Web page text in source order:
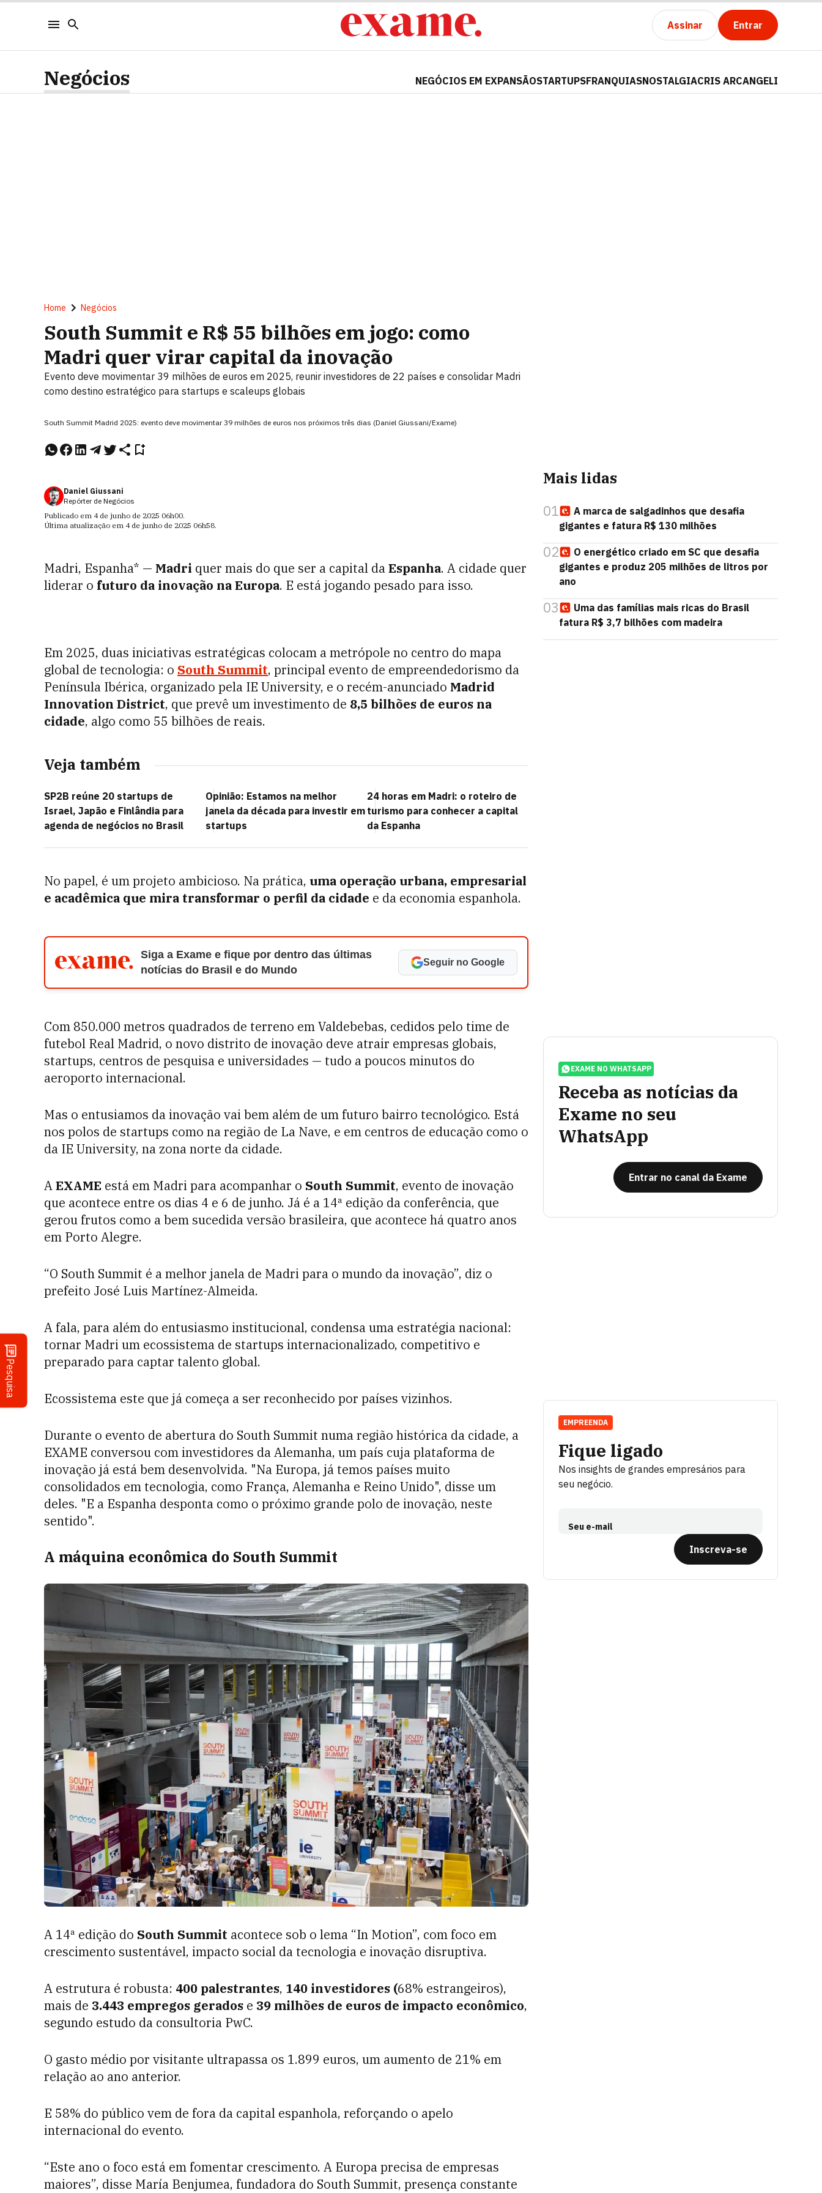
Assinar Entrar
Pesquisa
Negócios NEGÓCIOS EM EXPANSÃOSTARTUPSFRANQUIASNOSTALGIACRIS ARCANGELI
Home Negócios
South Summit e R$ 55 bilhões em jogo: como
Madri quer virar capital da inovação
Evento deve movimentar 39 milhões de euros em 2025, reunir investidores de 22 países e consolidar Madri
como destino estratégico para startups e scaleups globais
South Summit Madrid 2025: evento deve movimentar 39 milhões de euros nos próximos três dias (Daniel Giussani/Exame)
Daniel Giussani
Repórter de Negócios
Publicado em 4 de junho de 2025 06h00.
Última atualização em 4 de junho de 2025 06h58.
Madri, Espanha* — Madri quer mais do que ser a capital daEspanha. A cidade quer
liderar o futuro da inovação na Europa. E está jogando pesado para isso.
Em 2025, duas iniciativas estratégicas colocam a metrópole no centro do mapa
global de tecnologia: o South Summit, principal evento de empreendedorismo da
Península Ibérica, organizado pela IE University, e o recém-anunciado Madrid
Innovation District, que prevê um investimento de 8,5 bilhões de euros na
cidade, algo como 55 bilhões de reais.
Veja também
SP2B reúne 20 startups de
Israel, Japão e Finlândia para
agenda de negócios no Brasil
Opinião: Estamos na melhor
janela da década para investir em
startups
24 horas em Madri: o roteiro de
turismo para conhecer a capital
da Espanha
No papel, é um projeto ambicioso. Na prática, uma operação urbana, empresarial
e acadêmica que mira transformar o perfil da cidade e da economia espanhola.
Siga a Exame e fique por dentro das últimas
notícias do Brasil e do Mundo
Seguir no Google
Com 850.000 metros quadrados de terreno em Valdebebas, cedidos pelo time de
futebol Real Madrid, o novo distrito de inovação deve atrair empresas globais,
startups, centros de pesquisa e universidades — tudo a poucos minutos do
aeroporto internacional.
Mas o entusiamos da inovação vai bem além de um futuro bairro tecnológico. Está
nos polos de startups como na região de La Nave, e em centros de educação como o
da IE University, na zona norte da cidade.
AEXAME está em Madri para acompanhar o South Summit, evento de inovação
que acontece entre os dias 4 e 6 de junho. Já é a 14ª edição da conferência, que
gerou frutos como a bem sucedida versão brasileira, que acontece há quatro anos
em Porto Alegre.
“O South Summit é a melhor janela de Madri para o mundo da inovação”, diz o
prefeito José Luis Martínez-Almeida.
A fala, para além do entusiasmo institucional, condensa uma estratégia nacional:
tornar Madri um ecossistema de startups internacionalizado, competitivo e
preparado para captar talento global.
Ecossistema este que já começa a ser reconhecido por países vizinhos.
Durante o evento de abertura do South Summit numa região histórica da cidade, a
EXAME conversou com investidores da Alemanha, um país cuja plataforma de
inovação já está bem desenvolvida. "Na Europa, já temos países muito
consolidados em tecnologia, como França, Alemanha e Reino Unido", disse um
deles. "E a Espanha desponta como o próximo grande polo de inovação, neste
sentido".
A máquina econômica do South Summit
A 14ª edição do South Summit acontece sob o lema “In Motion”, com foco em
crescimento sustentável, impacto social da tecnologia e inovação disruptiva.
A estrutura é robusta: 400 palestrantes, 140 investidores (68% estrangeiros),
mais de 3.443 empregos gerados e 39 milhões de euros de impacto econômico,
segundo estudo da consultoria PwC.
O gasto médio por visitante ultrapassa os 1.899 euros, um aumento de 21% em
relação ao ano anterior.
E 58% do público vem de fora da capital espanhola, reforçando o apelo
internacional do evento.
“Este ano o foco está em fomentar crescimento. A Europa precisa de empresas
maiores”, disse María Benjumea, fundadora do South Summit, presença constante
Mais lidas
01
A marca de salgadinhos que desafia
gigantes e fatura R$ 130 milhões
02
O energético criado em SC que desafia
gigantes e produz 205 milhões de litros por
ano
03
Uma das famílias mais ricas do Brasil
fatura R$ 3,7 bilhões com madeira
EXAME NO WHATSAPP
Receba as notícias da
Exame no seu
WhatsApp
Entrar no canal da Exame
Fique ligado
Nos insights de grandes empresários para
seu negócio.
Seu e-mail
Inscreva-se
EMPREENDA